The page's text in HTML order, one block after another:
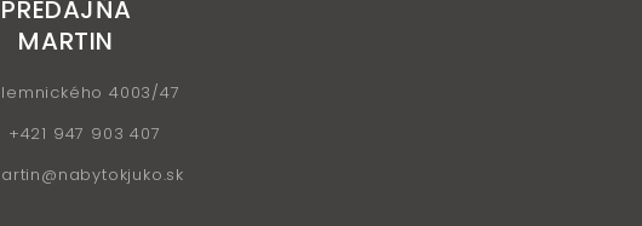
PREDAJŇA
MARTIN
4003/47
+421 947 903 407